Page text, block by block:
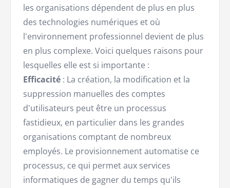
les organisations dépendent de plus en plus
des technologies numériques et où
l'environnement professionnel devient de plus
en plus complexe. Voici quelques raisons pour
lesquelles elle est si importante :
Efficacité : La création, la modification et la
suppression manuelles des comptes
d'utilisateurs peut être un processus
fastidieux, en particulier dans les grandes
organisations comptant de nombreux
employés. Le provisionnement automatise ce
processus, ce qui permet aux services
informatiques de gagner du temps qu'ils